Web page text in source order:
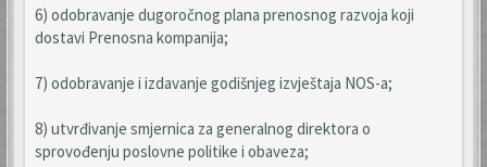
6) odobravanje dugoročnog plana prenosnog razvoja koji
dostavi Prenosna kompanija;
7) odobravanje i izdavanje godišnjeg izvještaja NOS-a;
8) utvrđivanje smjernica za generalnog direktora o
sprovođenju poslovne politike i obaveza;